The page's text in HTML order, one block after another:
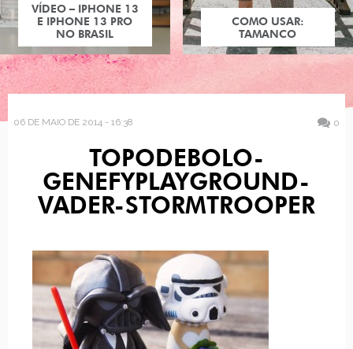
VÍDEO – IPHONE 13
E IPHONE 13 PRO
NO BRASIL
COMO USAR:
TAMANCO
06 DE MAIO DE 2014 - 16:38 0
TOPODEBOLO-
GENEFYPLAYGROUND-
VADER-STORMTROOPER